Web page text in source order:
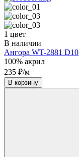
1 цвет
В наличии
Ангора WT-2881 D10
100% акрил
235 ₽/м
В корзину